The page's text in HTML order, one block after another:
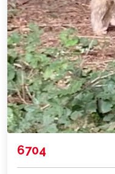
6704